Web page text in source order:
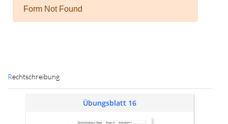
Rechtschreibung
Übungsblatt 16